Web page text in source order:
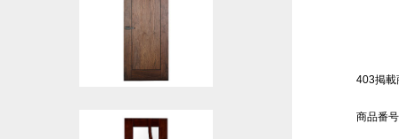
403掲載
商品番